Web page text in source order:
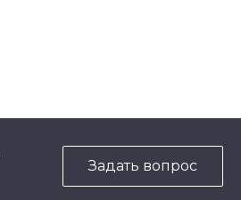
Задать вопрос